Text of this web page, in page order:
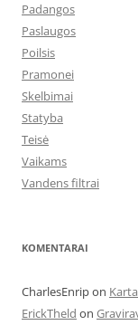
Padangos
Paslaugos
Poilsis
Pramonei
Skelbimai
Statyba
Teisė
Vaikams
Vandens filtrai
KOMENTARAI
CharlesEnripon
ErickTheld on